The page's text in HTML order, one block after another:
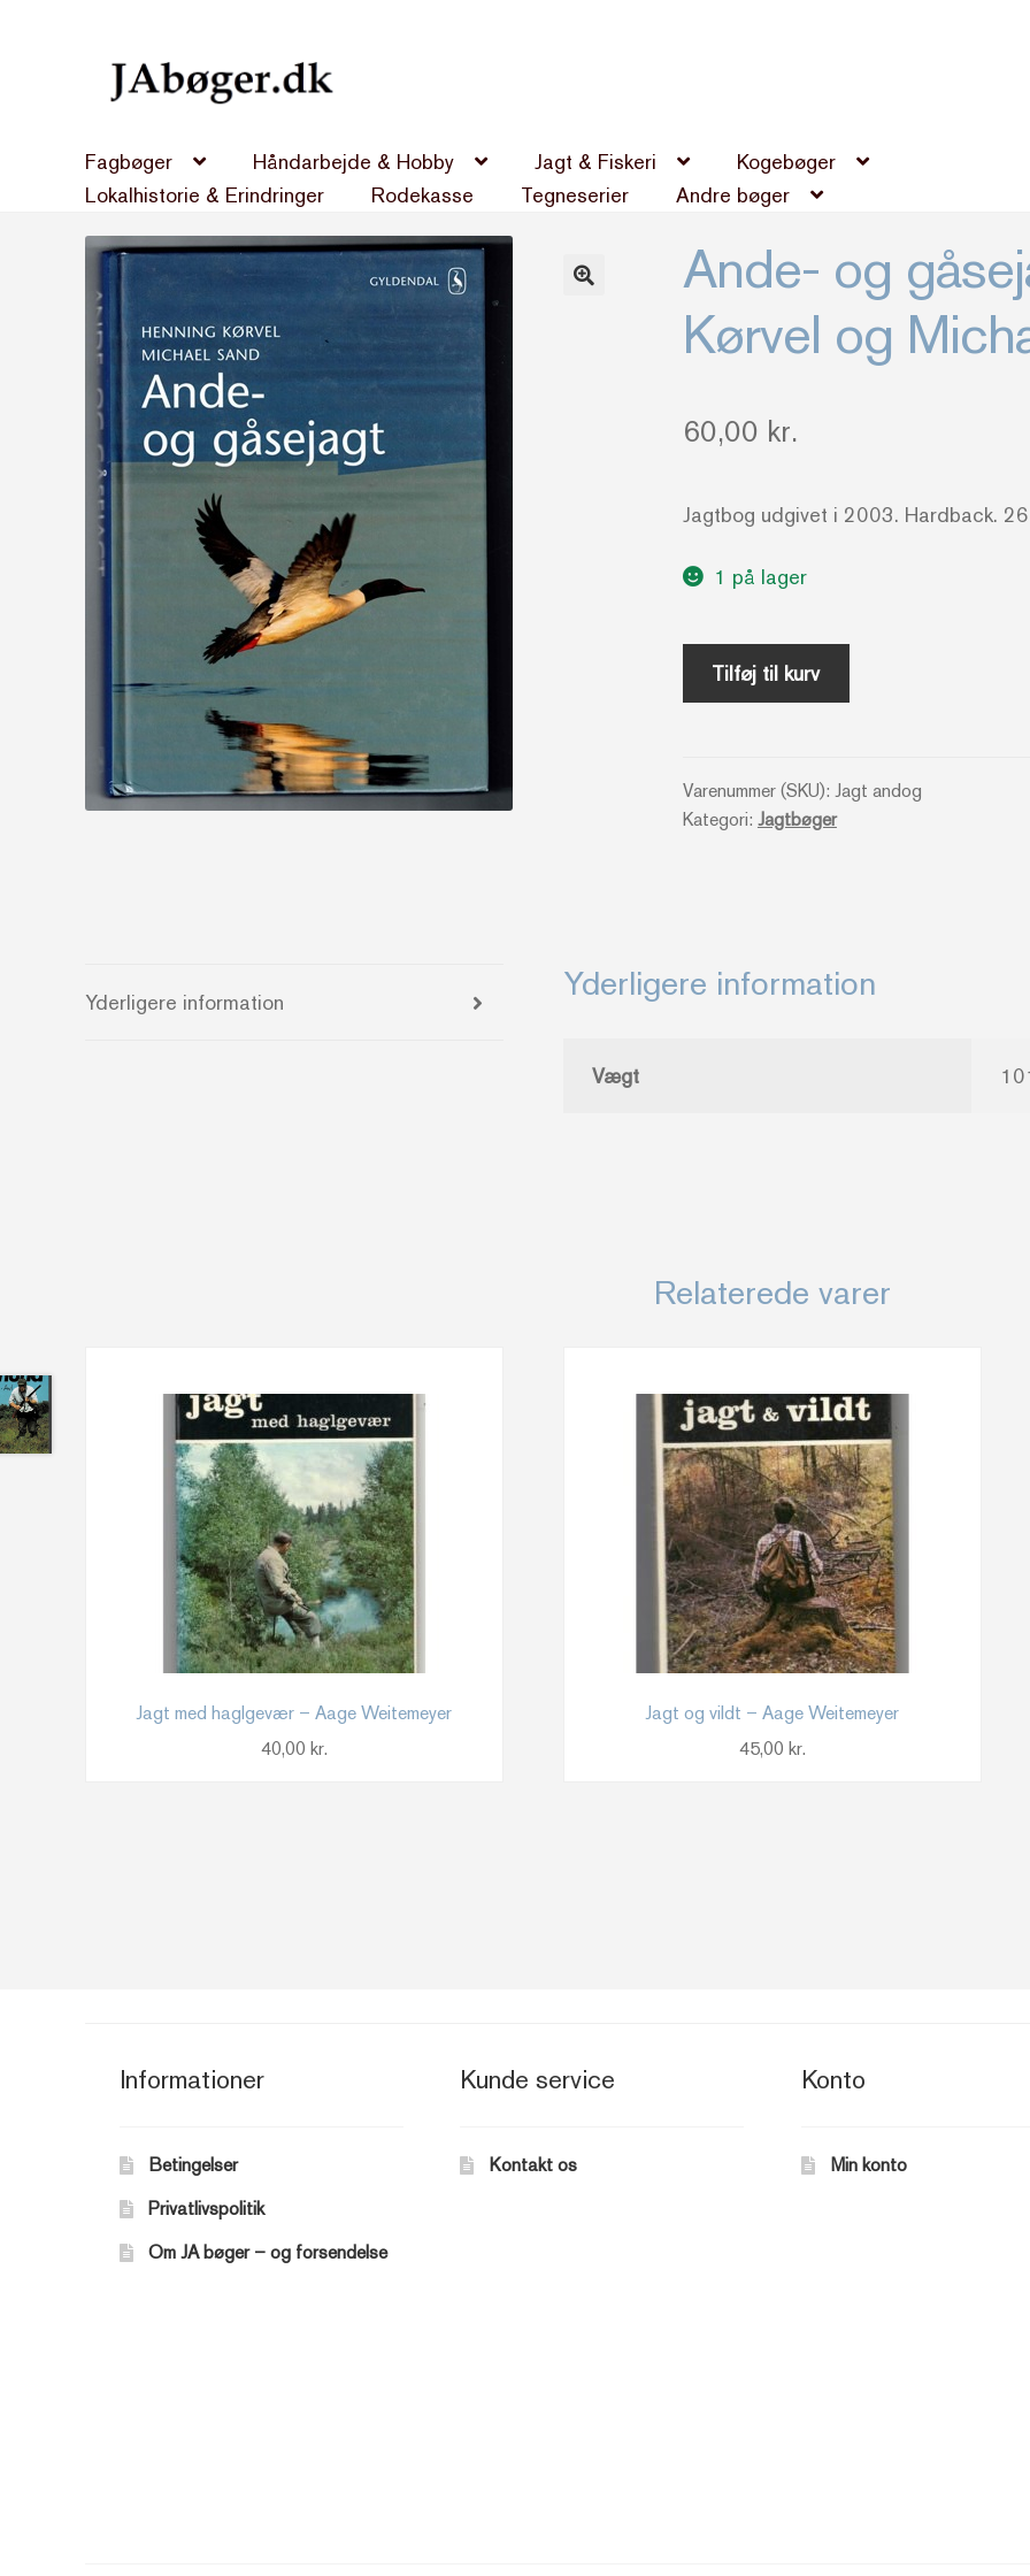
Spring
Spring
Fagbøger
Håndarbejde & Hobby Jagt & Fiskeri
Kogebøger
Lokalhistorie & Erindringer
Rodekasse Tegneserier Andre bøger
Ande- og
Kørvel og
60,00 kr.
Jagtbog udgivet i 2003. Hardback.
1 på lager
Ande-
Henning
Kørvel
Tilføj til kurv
Varenummer (SKU): Jagt andog
Kategori: Jagtbøger
Yderligere information Yderligere information
Vægt
Relaterede varer
Jagt med haglgevær – Aage Weitemeyer
40,00 kr.
Jagt og vildt – Aage Weitemeyer
45,00 kr.
Informationer
Betingelser
Privatlivspolitik
Om JA bøger – og forsendelse
Kunde service
Kontakt os
Konto
Min konto